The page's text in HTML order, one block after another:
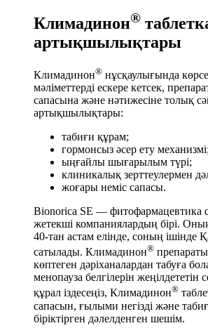
Климадинон®
артықшылықтары
Климадинон® нұсқаулығында
мәліметтерді ескере кетсек,
сапасына және нәтижесіне толық
артықшылықтары:
табиғи құрам;
гормонсыз әсер ету механизмі;
ыңғайлы шығарылым түрі;
клиникалық зерттеулермен
жоғары неміс сапасы.
Bionorica SE — фитофармацевтика
жетекші компаниялардың бірі.
40-тан астам елінде, соның ішінде
сатылады. Климадинон®
көптеген дәріханалардан табуға
менопауза белгілерін жеңілдететін
құрал іздесеңіз, Климадинон®
сапасын, ғылыми негізді және
біріктірген дәлелденген шешім.